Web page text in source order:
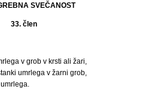
SVEČANOST
33. člen
v grob v krsti ali žari,
umrlega v žarni grob,